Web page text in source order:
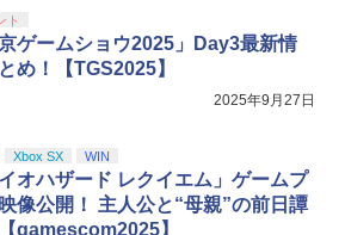
ト
京ゲームショウ2025」Day3最新情
め！【TGS2025】
2025年9月27日
Xbox SX WIN
イオハザード レクイエム」ゲームプ
像公開！ 主人公と“母親”の前日譚
gamescom2025】